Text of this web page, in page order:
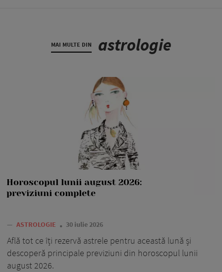
MAI MULTE DIN astrologie
Horoscopul lunii august 2026:
previziuni complete
— ASTROLOGIE 30 iulie 2026
Află tot ce îți rezervă astrele pentru această lună și
descoperă principale previziuni din horoscopul lunii
august 2026.